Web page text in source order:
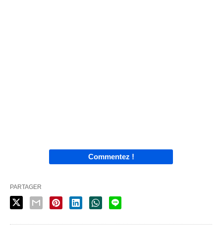
Commentez !
PARTAGER